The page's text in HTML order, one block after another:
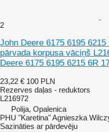
2
John Deere 6175 6195
pārvada korpusa vāciņš
Deere 6175 6195 6215 6R
23,22 € 100 PLN
Rezerves daļas - reduktors
L216972
Polija, Opalenica
PHU "Karetina" Agnieszka
Sazināties ar pārdevēju